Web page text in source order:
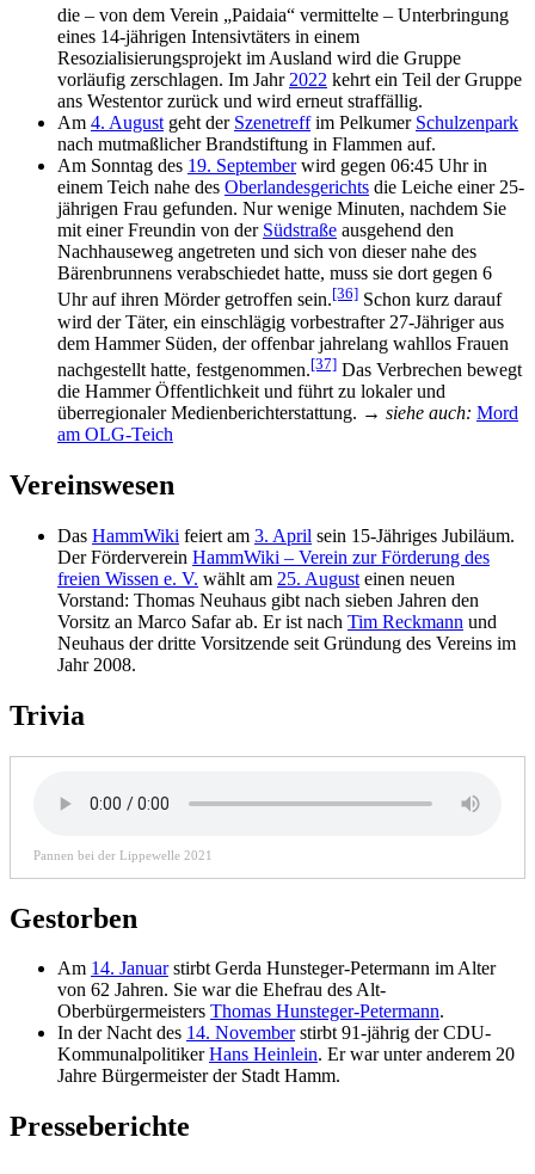
die – von dem Verein „Paidaia“ vermittelte – Unterbringung
eines 14-jährigen Intensivtäters in einem
Resozialisierungsprojekt im Ausland wird die Gruppe
vorläufig zerschlagen. Im Jahr 2022 kehrt ein Teil der Gruppe
ans Westentor zurück und wird erneut straffällig.
Am 4. August geht der Szenetreffim Pelkumer Schulzenpark
nach mutmaßlicher Brandstiftung in Flammen auf.
Am Sonntag des 19. Septemberwird gegen 06:45 Uhr in
einem Teich nahe des Oberlandesgerichts die Leiche einer 25-
jährigen Frau gefunden. Nur wenige Minuten, nachdem Sie
mit einer Freundin von der Südstraße ausgehend den
Nachhauseweg angetreten und sich von dieser nahe des
Bärenbrunnens verabschiedet hatte, muss sie dort gegen 6
Uhr auf ihren Mörder getroffen sein.[36] Schon kurz darauf
wird der Täter, ein einschlägig vorbestrafter 27-Jähriger aus
dem Hammer Süden, der offenbar jahrelang wahllos Frauen
nachgestellt hatte, festgenommen.[37] Das Verbrechen bewegt
die Hammer Öffentlichkeit und führt zu lokaler und
überregionaler Medienberichterstattung. → siehe auch: Mord
am OLG-Teich
Vereinswesen
Das HammWiki feiert am 3. April sein 15-Jähriges Jubiläum.
Der Förderverein HammWiki – Verein zur Förderung des
freien Wissen e. V. wählt am 25. August einen neuen
Vorstand: Thomas Neuhaus gibt nach sieben Jahren den
Vorsitz an Marco Safar ab. Er ist nach Tim Reckmann und
Neuhaus der dritte Vorsitzende seit Gründung des Vereins im
Jahr 2008.
Trivia
Pannen bei der Lippewelle 2021
Gestorben
Am 14. Januarstirbt Gerda Hunsteger-Petermann im Alter
von 62 Jahren. Sie war die Ehefrau des Alt-
Oberbürgermeisters Thomas Hunsteger-Petermann.
In der Nacht des 14. Novemberstirbt 91-jährig der CDU-
KommunalpolitikerHans Heinlein. Er war unter anderem 20
Jahre Bürgermeister der Stadt Hamm.
Presseberichte